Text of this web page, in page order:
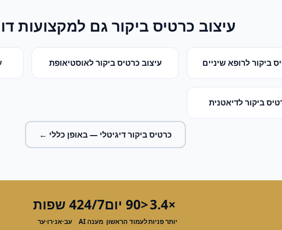
עיצוב כרטיס ביקורגם למקצועות
ביקורלרופא שיניים עיצוב כרטיס ביקורלאוסטיאופת
ביקורלדיאטנית
כרטיס ביקור דיגיטלי — באופן כללי ←
×3.4
יותר פניות
<90 יום
לעמוד הראשון
24/7
מענה AI
4 שפות
עב·אנ·רו·ער